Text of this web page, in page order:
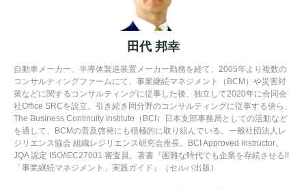
田代 邦幸
自動車メーカー、半導体製造装置メーカー勤務を経て、2005年より複数の
コンサルティングファームにて、事業継続マネジメント（BCM）や災害対
策などに関するコンサルティングに従事した後、独立して2020年に合同会
社Office SRCを設立。引き続き同分野のコンサルティングに従事する傍ら、
The Business Continuity Institute（BCI）日本支部事務局としての活動など
を通して、BCMの普及啓発にも積極的に取り組んでいる。一般社団法人レ
ジリエンス協会 組織レジリエンス研究会座長。BCI Approved Instructor。
JQA 認定 ISO/IEC27001 審査員。著書『困難な時代でも企業を存続させる!!
「事業継続マネジメント」実践ガイド』（セルバ出版）